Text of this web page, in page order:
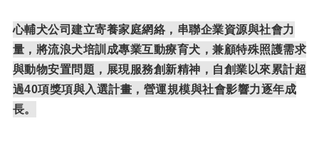
心輔犬公司建立寄養家庭網絡，串聯企業資源與社會力
量，將流浪犬培訓成專業互動療育犬，兼顧特殊照護需求
與動物安置問題，展現服務創新精神，自創業以來累計超
過40項獎項與入選計畫，營運規模與社會影響力逐年成
長。